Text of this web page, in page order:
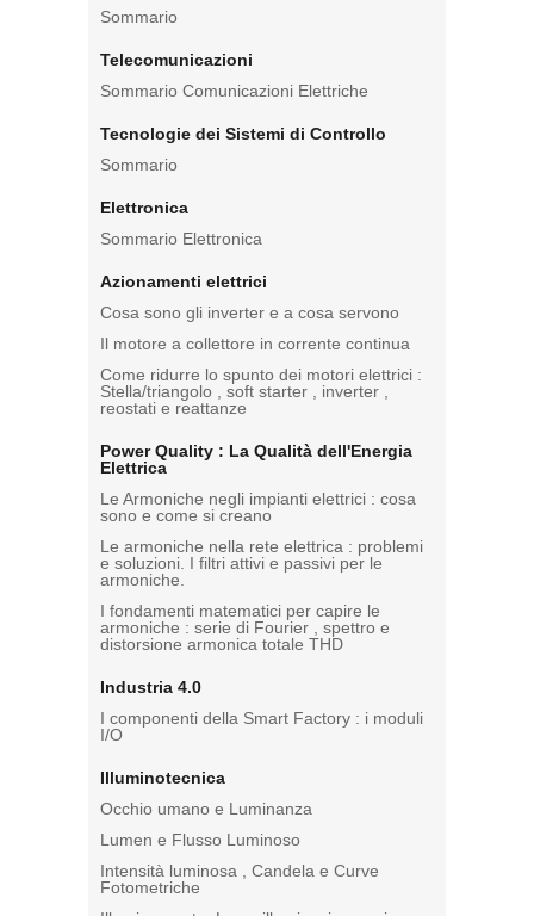
Sommario
Telecomunicazioni
Sommario Comunicazioni Elettriche
Tecnologie dei Sistemi di Controllo
Sommario
Elettronica
Sommario Elettronica
Azionamenti elettrici
Cosa sono gli inverter e a cosa servono
Il motore a collettore in corrente continua
Come ridurre lo spunto dei motori elettrici :
Stella/triangolo , soft starter , inverter ,
reostati e reattanze
Power Quality : La Qualità dell'Energia
Elettrica
Le Armoniche negli impianti elettrici : cosa
sono e come si creano
Le armoniche nella rete elettrica : problemi
e soluzioni. I filtri attivi e passivi per le
armoniche.
I fondamenti matematici per capire le
armoniche : serie di Fourier , spettro e
distorsione armonica totale THD
Industria 4.0
I componenti della Smart Factory : i moduli
I/O
Illuminotecnica
Occhio umano e Luminanza
Lumen e Flusso Luminoso
Intensità luminosa , Candela e Curve
Fotometriche